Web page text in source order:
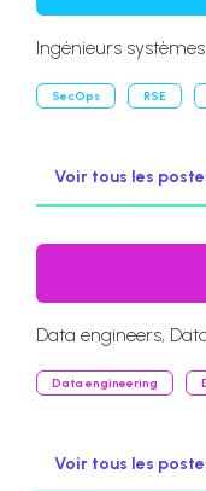
Ingénieurs
SecOps RSE
Voir tous les
Data engineers,
Data engineering
Voir tous les